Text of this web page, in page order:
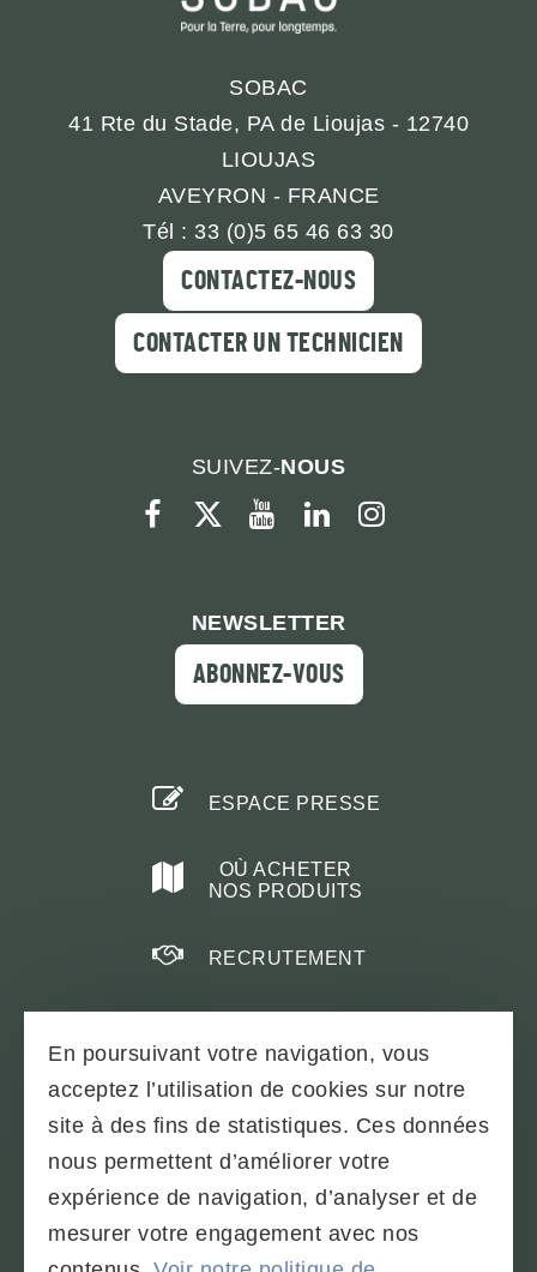
SOBAC
41 Rte du Stade, PA de Lioujas - 12740
LIOUJAS
AVEYRON - FRANCE
Tél : 33 (0)5 65 46 63 30
CONTACTEZ-NOUS
CONTACTER UN TECHNICIEN
SUIVEZ-NOUS
facebook
twitteryoutubelinkedin
NEWSLETTER
ABONNEZ-VOUS
ESPACE PRESSE
OÙ ACHETER
NOS PRODUITS
RECRUTEMENT
TÉLÉCHARGEMENTS & BROCHURES
PARTENAIRES
CONDITIONS GÉNÉRALES
MENTIONS LÉGALES - SOBAC
En poursuivant votre navigation, vous
acceptez l’utilisation de cookies sur notre
site à des fins de statistiques. Ces données
nous permettent d’améliorer votre
expérience de navigation, d’analyser et de
mesurer votre engagement avec nos